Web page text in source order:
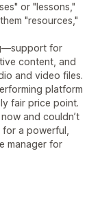
or "lessons,"
"resources,"
for
content, and
and video files.
platform
fair price point.
and couldn’t
for a powerful,
manager for